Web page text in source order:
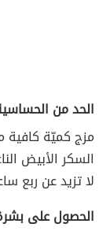
الحد من
مزج كميّة كافية
السكر الأبيض
لا تزيد عن ربع
الحصول على